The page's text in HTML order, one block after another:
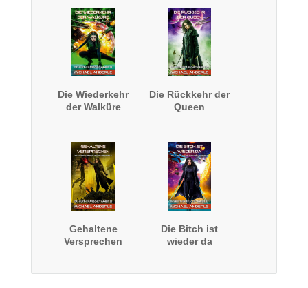
Die Wiederkehr
der Walküre
Die Rückkehr der
Queen
Gehaltene
Versprechen
Die Bitch ist
wieder da